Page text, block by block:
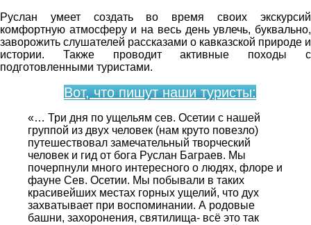
Руслан умеет создать во время своих экскурсий
комфортную атмосферу и на весь день увлечь, буквально,
заворожить слушателей рассказами о кавказской природе и
истории. Также проводит активные походы с
подготовленными туристами.
Вот, что пишут наши туристы:
«… Три дня по ущельям сев. Осетии с нашей
группой из двух человек (нам круто повезло)
путешествовал замечательный творческий
человек и гид от бога Руслан Баграев. Мы
почерпнули много интересного о людях, флоре и
фауне Сев. Осетии. Мы побывали в таких
красивейших местах горных ущелий, что дух
захватывает при воспоминании. А родовые
башни, захоронения, святилища- всё это так